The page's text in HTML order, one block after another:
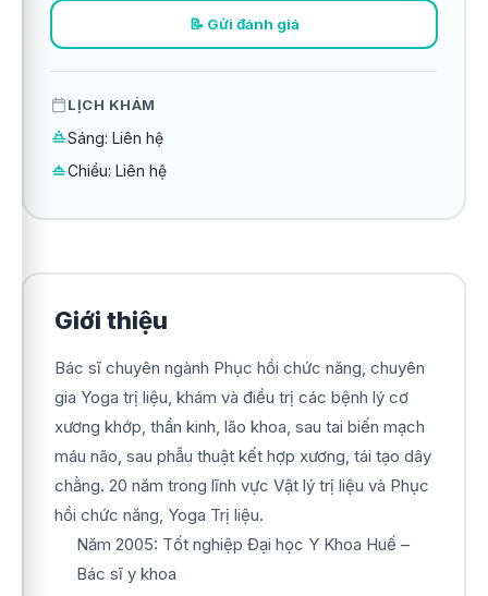
📝 Gửi đánh giá
LỊCH KHÁM
Sáng: Liên hệ
Chiều: Liên hệ
Giới thiệu
Bác sĩ chuyên ngành Phục hồi chức năng, chuyên
gia Yoga trị liệu, khám và điều trị các bệnh lý cơ
xương khớp, thần kinh, lão khoa, sau tai biến mạch
máu não, sau phẫu thuật kết hợp xương, tái tạo dây
chằng. 20 năm trong lĩnh vực Vật lý trị liệu và Phục
hồi chức năng, Yoga Trị liệu.
Năm 2005: Tốt nghiệp Đại học Y Khoa Huế –
Bác sĩ y khoa